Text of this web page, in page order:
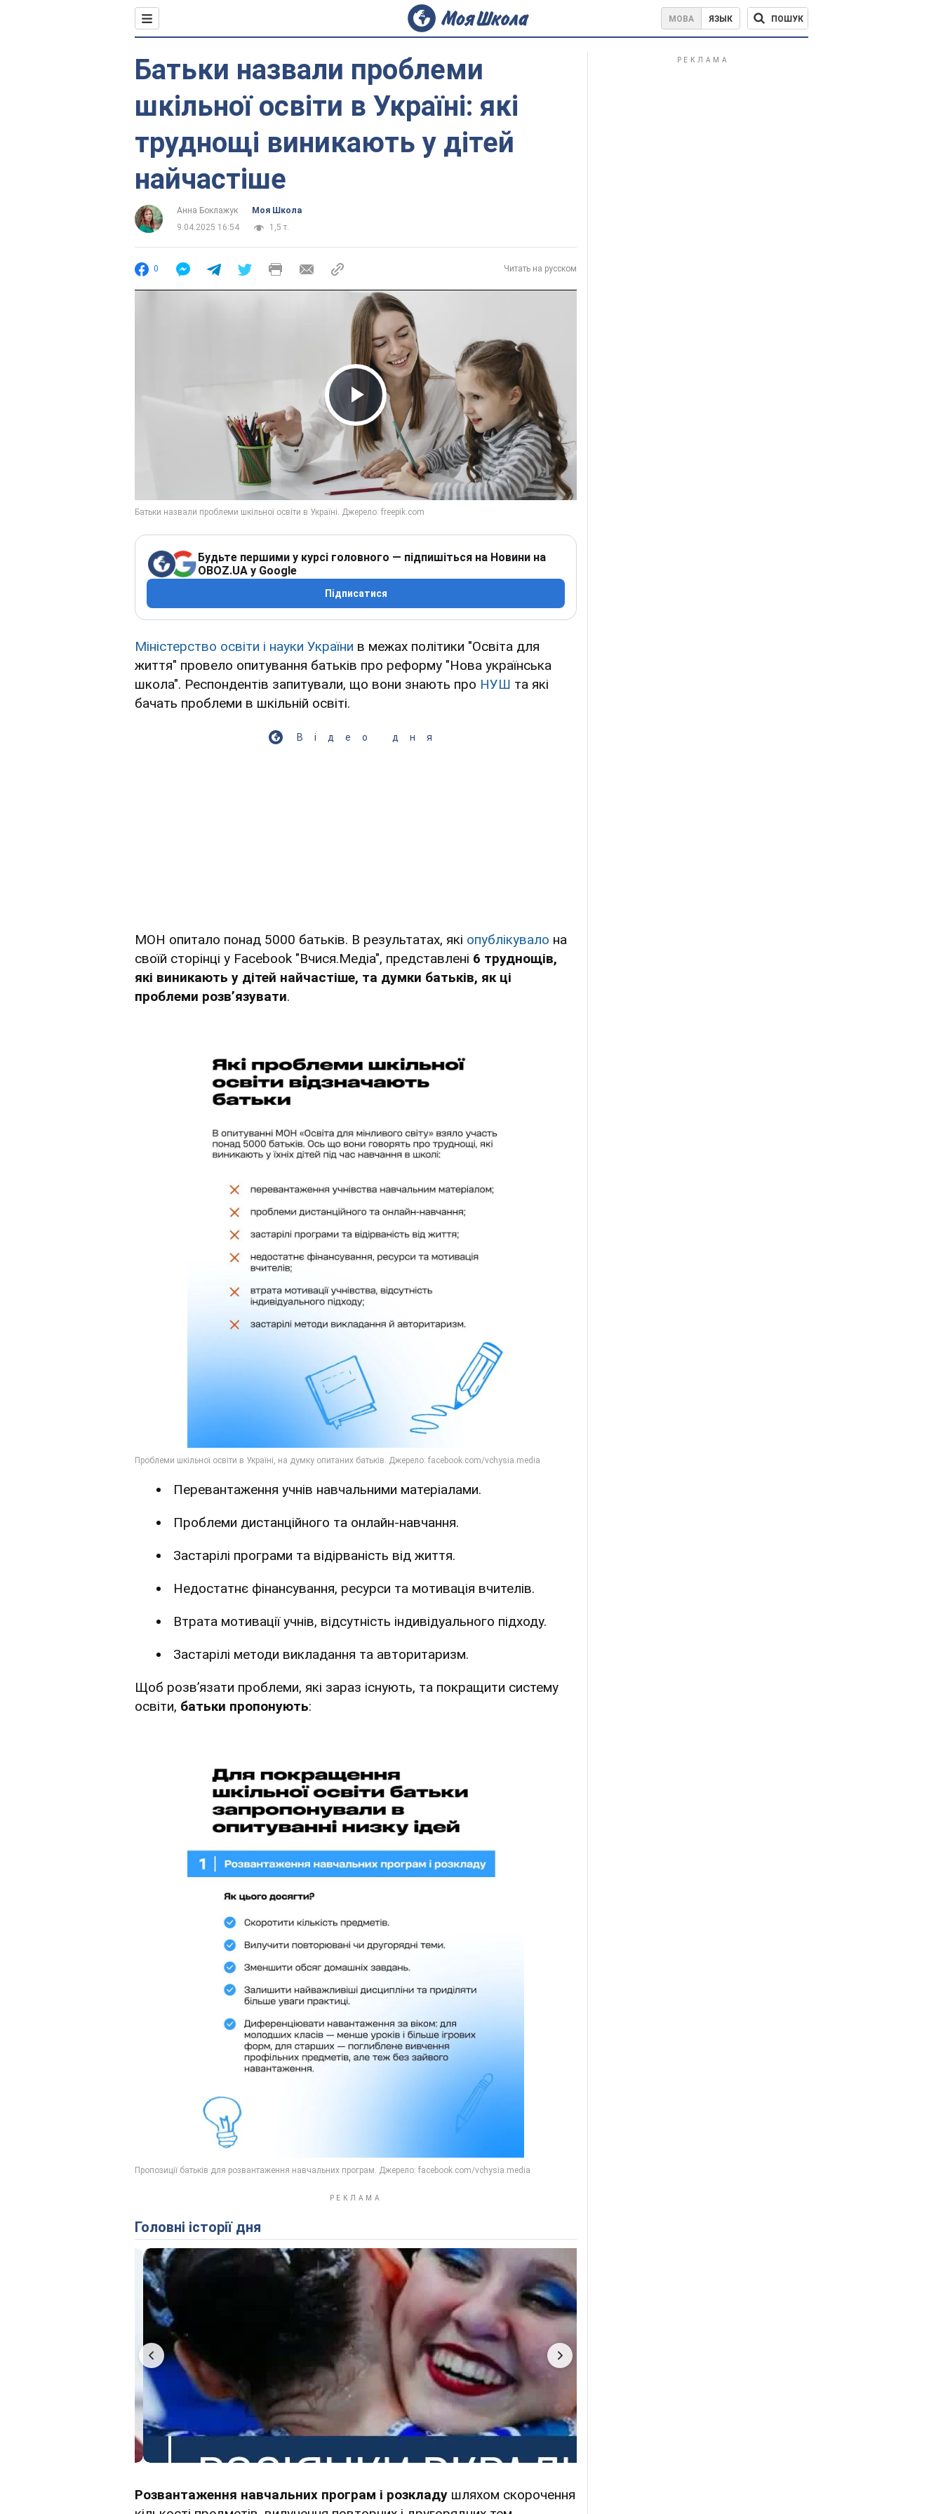
МОВА ЯЗЫК ПОШУК
Батьки назвали проблеми
шкільної освіти в Україні: які
труднощі виникають у дітей
найчастіше
Анна Боклажук
Моя Школа
9.04.2025 16:54
1,5 т.
0 Читать на русском
Play Video
Будьте першими у курсі головного — підпишіться на Новини на
OBOZ.UA у Google
Підписатися
Міністерство освіти і науки України в межах політики "Освіта для
життя" провело опитування батьків про реформу "Нова українська
школа". Респондентів запитували, що вони знають про НУШ та які
бачать проблеми в шкільній освіті.
Відео дня
МОН опитало понад 5000 батьків. В результатах, які опублікувало на
своїй сторінці у Facebook "Вчися.Медіа", представлені 6 труднощів,
які виникають у дітей найчастіше, та думки батьків, як ці
проблеми розв’язувати.
Перевантаження учнів навчальними матеріалами.
Проблеми дистанційного та онлайн-навчання.
Застарілі програми та відірваність від життя.
Недостатнє фінансування, ресурси та мотивація вчителів.
Втрата мотивації учнів, відсутність індивідуального підходу.
Застарілі методи викладання та авторитаризм.
Щоб розв’язати проблеми, які зараз існують, та покращити систему
освіти, батьки пропонують:
Головні історії дня
Розвантаження навчальних програм і розкладу шляхом скорочення